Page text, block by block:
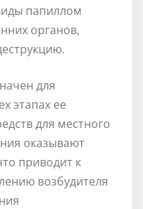
папиллом
органов,
для
этапах ее
для местного
оказывают
приводит к
возбудителя